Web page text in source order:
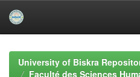
navigationUniversity of Biskra
Faculté des Sciences